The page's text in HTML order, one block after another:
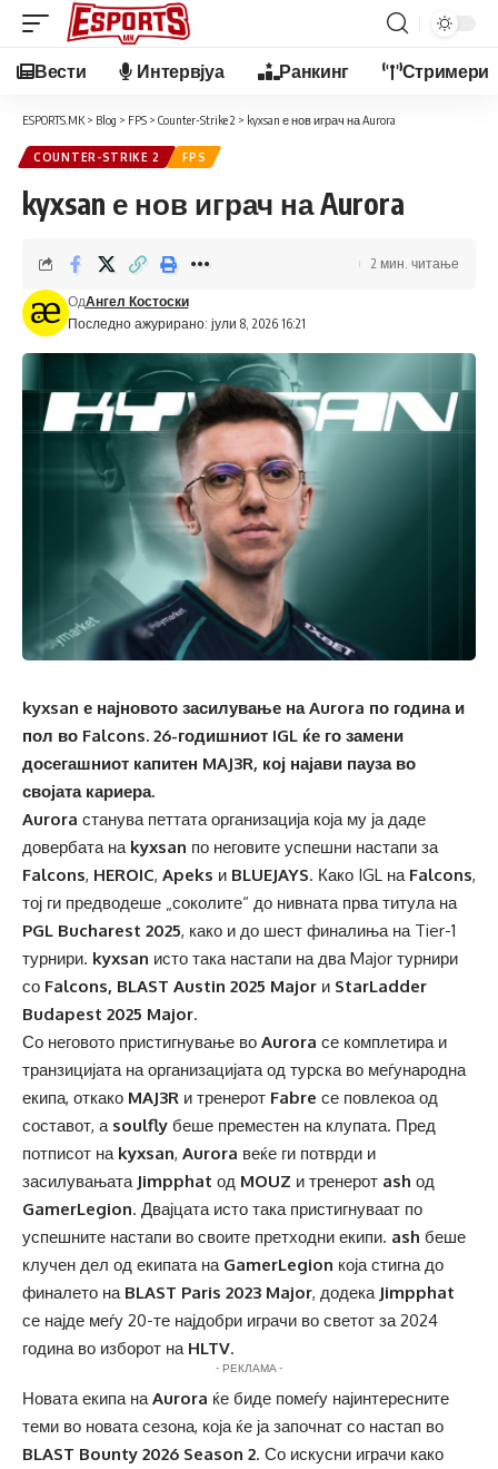
Вести Интервјуа Ранкинг Стримери
ESPORTS.MK > Blog > FPS > Counter-Strike 2 > kyxsan е нов играч на Aurora
COUNTER-STRIKE 2 FPS
kyxsan е нов играч на Aurora
Последно ажурирано: јули 8, 2026 16:21
ОдАнгел Костоски
2 мин. читање
kyxsan е најновото засилување на Aurora по година и
пол во Falcons. 26-годишниот IGL ќе го замени
досегашниот капитен MAJ3R, кој најави пауза во
својата кариера.
Aurora станува петтата организација која му ја даде
довербата на kyxsan по неговите успешни настапи за
Falcons, HEROIC, Apeks и BLUEJAYS. Како IGL на Falcons,
тој ги предводеше „соколите“ до нивната прва титула на
PGL Bucharest 2025, како и до шест финалиња на Tier-1
турнири. kyxsan исто така настапи на два Major турнири
со Falcons, BLAST Austin 2025 Major и StarLadder
Budapest 2025 Major.
Со неговото пристигнување во Aurora се комплетира и
транзицијата на организацијата од турска во меѓународна
екипа, откако MAJ3R и тренерот Fabre се повлекоа од
составот, а soulfly беше преместен на клупата. Пред
потписот на kyxsan, Aurora веќе ги потврди и
засилувањата Jimpphat од MOUZ и тренерот ash од
GamerLegion. Двајцата исто така пристигнуваат по
успешните настапи во своите претходни екипи. ash беше
клучен дел од екипата на GamerLegion која стигна до
финалето на BLAST Paris 2023 Major, додека Jimpphat
се најде меѓу 20-те најдобри играчи во светот за 2024
година во изборот на HLTV.
- РЕКЛАМА -
Новата екипа на Aurora ќе биде помеѓу најинтересните
теми во новата сезона, која ќе ја започнат со настап во
BLAST Bounty 2026 Season 2. Со искусни играчи како